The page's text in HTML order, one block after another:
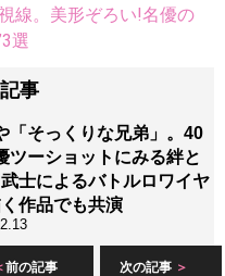
線。美形ぞろい!名優の
選
事
「そっくりな兄弟」。40
ツーショットにみる絆と
士によるバトルロワイヤ
作品でも共演
前の記事 次の記事